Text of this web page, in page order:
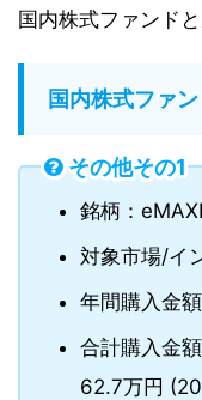
国内株式ファンド
国内株式ファ
その他その1
銘柄：
対象市場/イ
年間購入金
合計購入金
62.7万円